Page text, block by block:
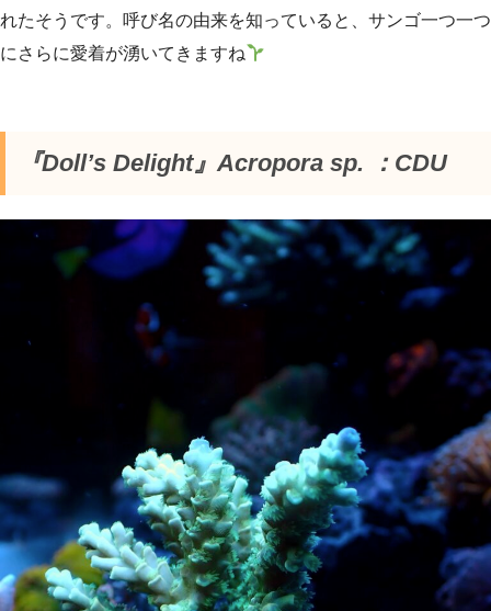
れたそうです。呼び名の由来を知っていると、サンゴ一つ一つ
にさらに愛着が湧いてきますね
『Doll’s Delight』Acropora sp. ：CDU